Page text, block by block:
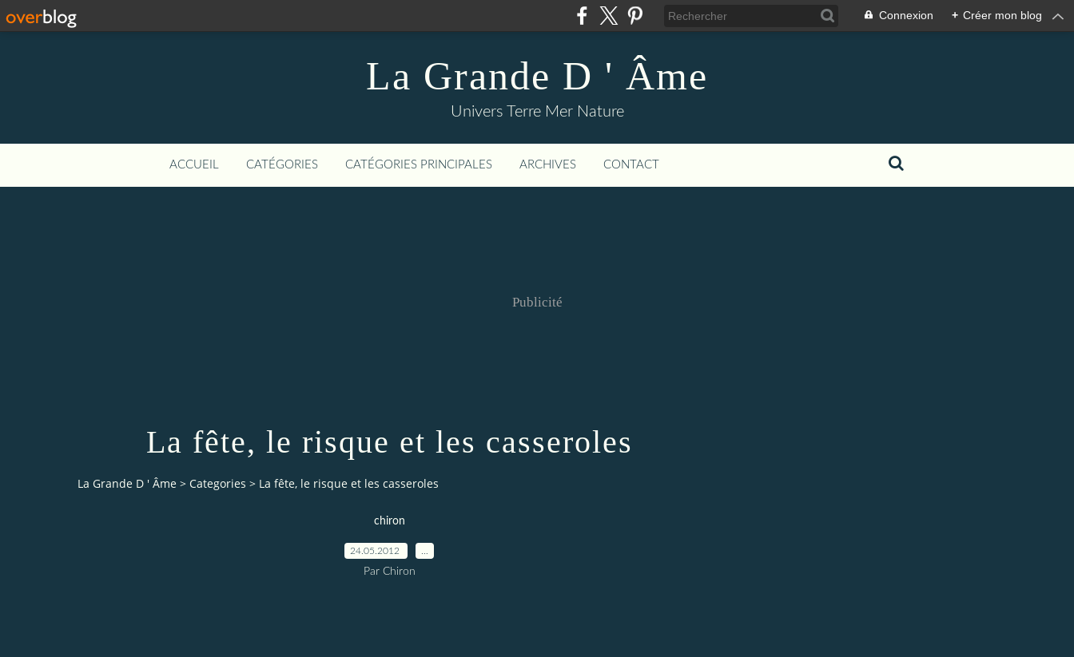
Connexion + Créer mon blog
La Grande D ' Âme
Univers Terre Mer Nature
ACCUEIL CATÉGORIES CATÉGORIES PRINCIPALES ARCHIVES CONTACT
Publicité
La fête, le risque et les casseroles
La Grande D ' Âme > Categories > La fête, le risque et les casseroles
chiron
24.05.2012
Par Chiron